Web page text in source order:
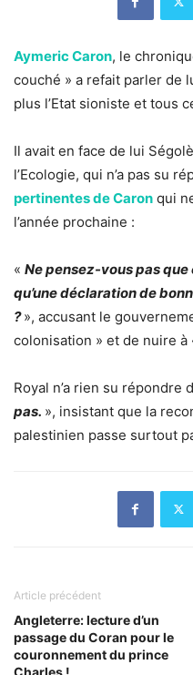
Aymeric Caron, le
couché » a refait parler de
plus l’Etat sioniste et tous
Il avait en face de lui
l’Ecologie, qui n’a pas su
pertinentes de Caron qui
l’année prochaine :
« Ne pensez-vous pas
qu’une déclaration de
? », accusant le
colonisation » et de nuire à
Royal n’a rien su répondre
pas. », insistant que la
palestinien passe surtout
Article précédent
Angleterre: lecture d’un
passage du Coran pour le
couronnement du prince
Charles !